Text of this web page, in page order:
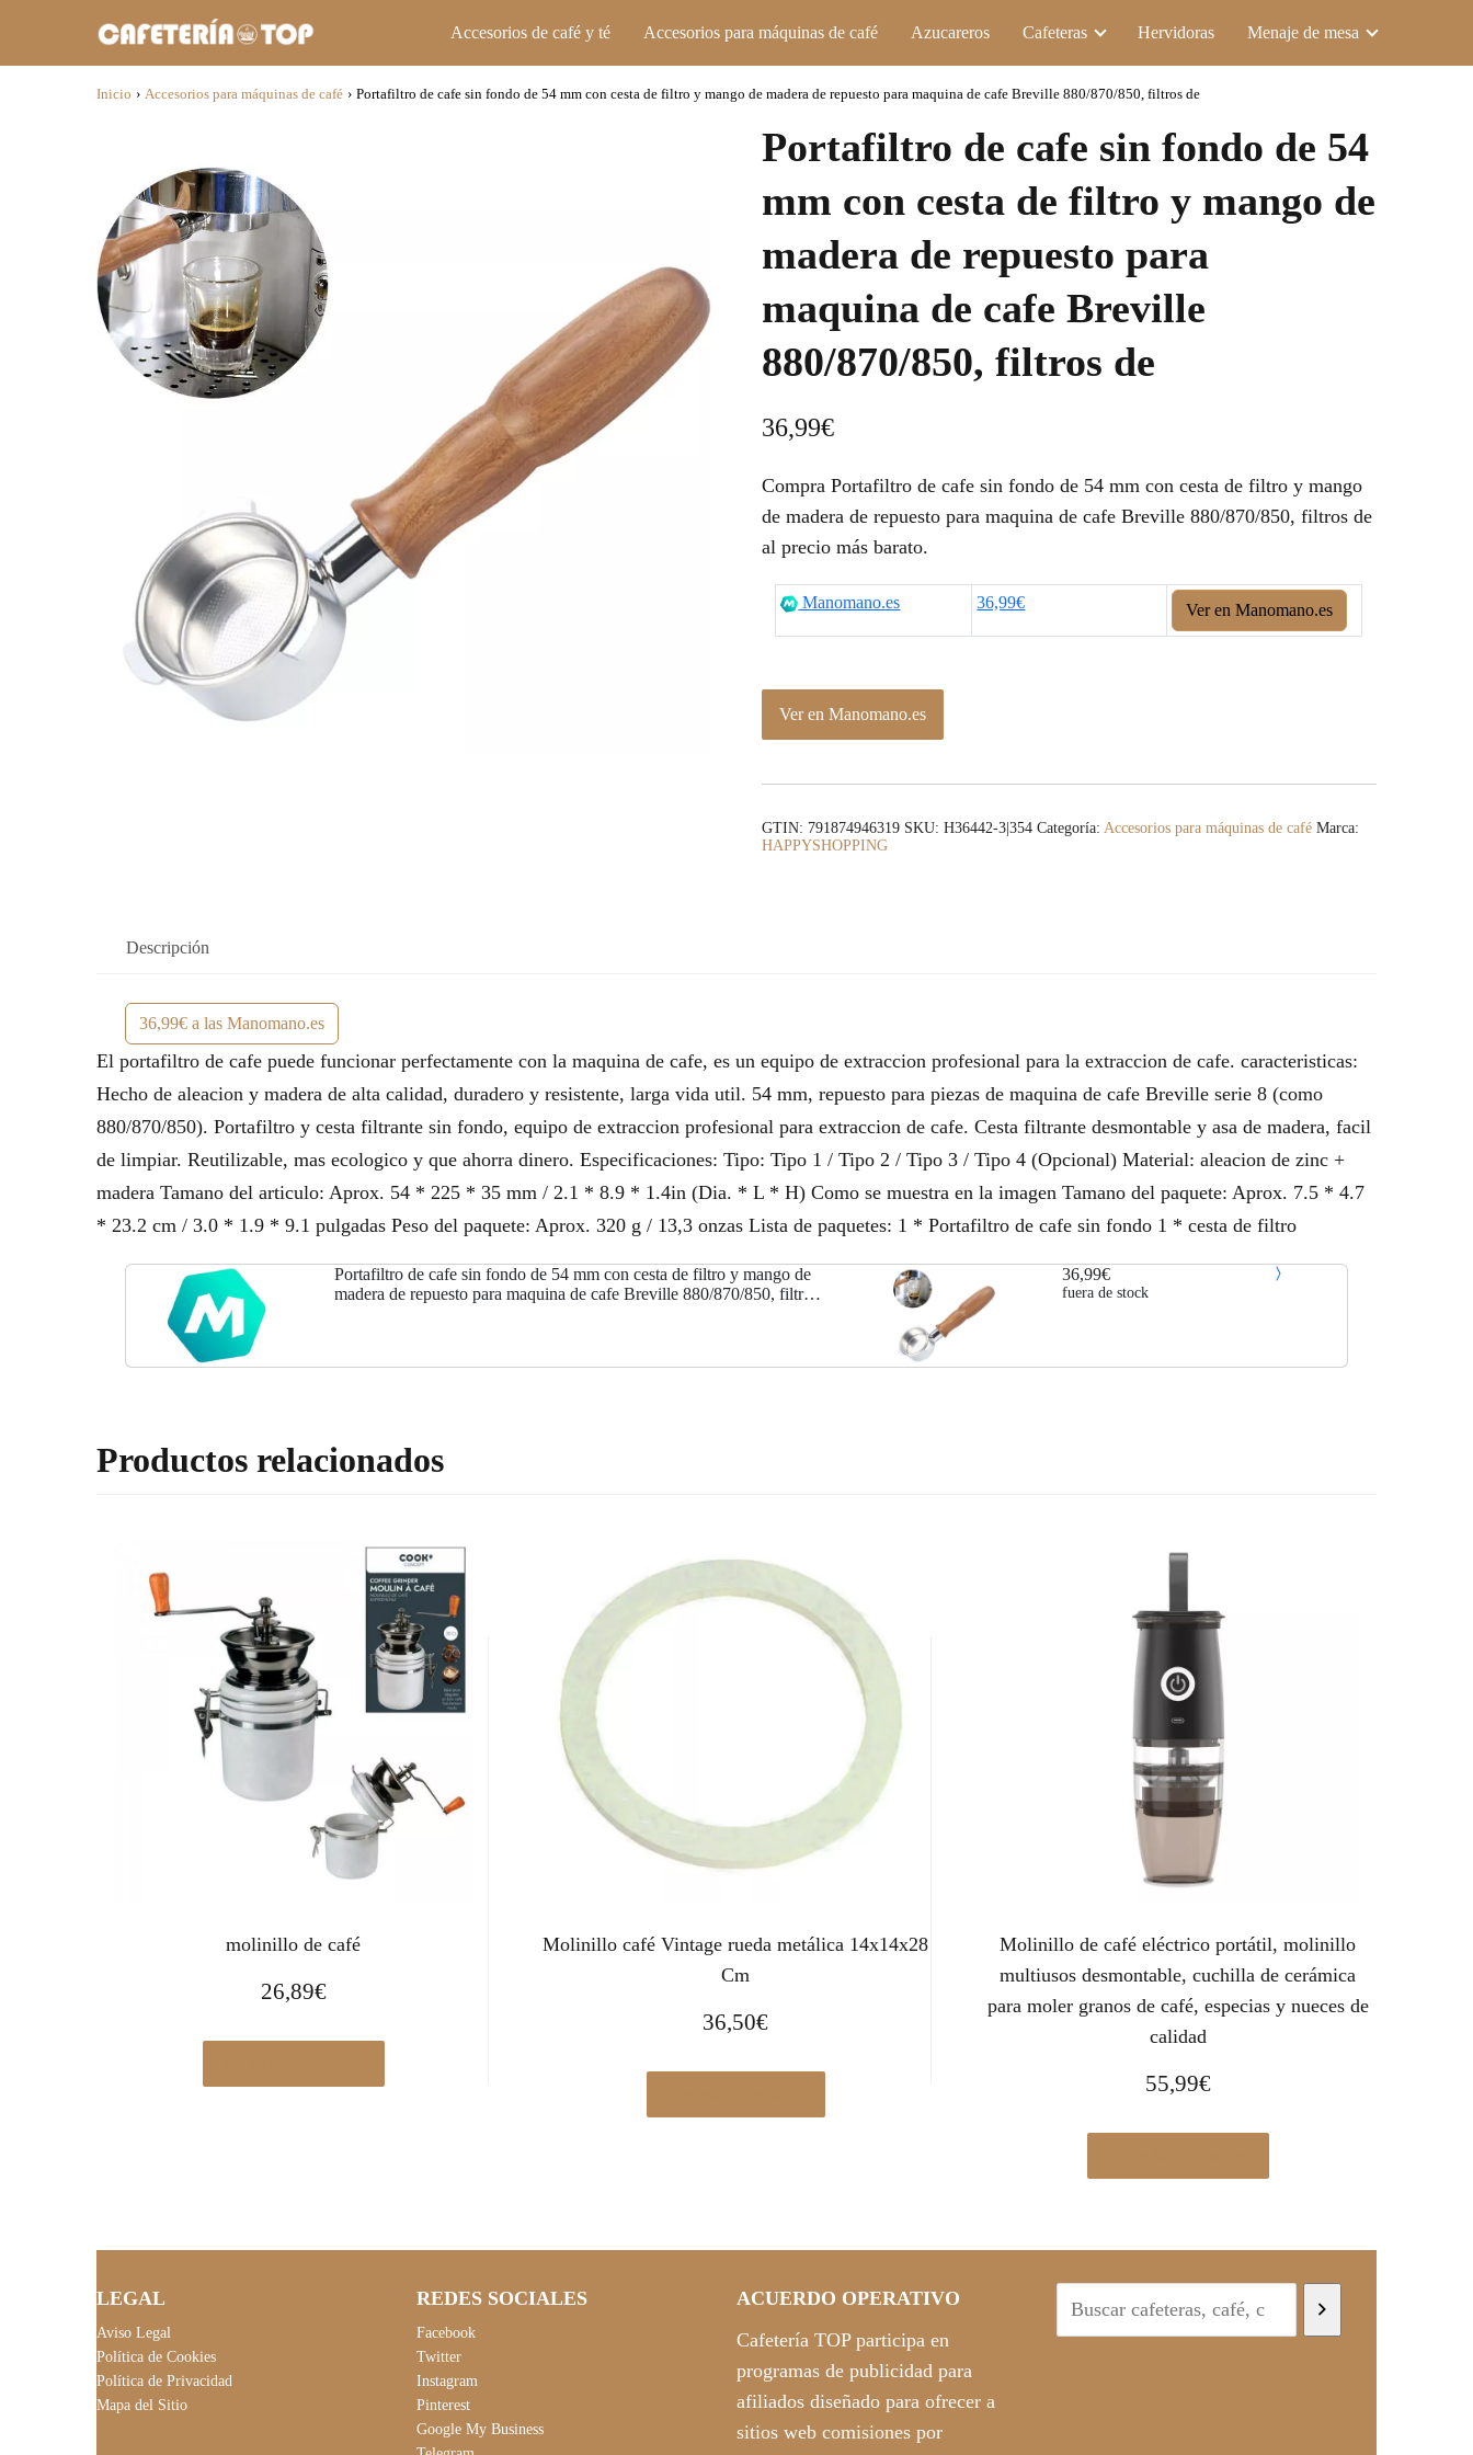
Accesorios de café y té Accesorios para máquinas de café Azucareros Cafeteras Hervidoras Menaje de mesa
Inicio › Accesorios para máquinas de café › Portafiltro de cafe sin fondo de 54 mm con cesta de filtro y mango de madera de repuesto para maquina de cafe Breville 880/870/850, filtros de
Portafiltro de cafe sin fondo de 54
mm con cesta de filtro y mango de
madera de repuesto para
maquina de cafe Breville
880/870/850, filtros de
36,99€
Compra Portafiltro de cafe sin fondo de 54 mm con cesta de filtro y mango
de madera de repuesto para maquina de cafe Breville 880/870/850, filtros de
al precio más barato.
Manomano.es 36,99€ Ver en Manomano.es
Ver en Manomano.es
GTIN: 791874946319 SKU:H36442-3|354 Categoría:Accesorios para máquinas de café Marca:
HAPPYSHOPPING
Descripción
36,99€ a las Manomano.es
El portafiltro de cafe puede funcionar perfectamente con la maquina de cafe, es un equipo de extraccion profesional para la extraccion de cafe. caracteristicas:
Hecho de aleacion y madera de alta calidad, duradero y resistente, larga vida util. 54 mm, repuesto para piezas de maquina de cafe Breville serie 8 (como
880/870/850). Portafiltro y cesta filtrante sin fondo, equipo de extraccion profesional para extraccion de cafe. Cesta filtrante desmontable y asa de madera, facil
de limpiar. Reutilizable, mas ecologico y que ahorra dinero. Especificaciones: Tipo: Tipo 1 / Tipo 2 / Tipo 3 / Tipo 4 (Opcional) Material: aleacion de zinc +
madera Tamano del articulo: Aprox. 54 * 225 * 35 mm / 2.1 * 8.9 * 1.4in (Dia. * L * H) Como se muestra en la imagen Tamano del paquete: Aprox. 7.5 * 4.7
* 23.2 cm / 3.0 * 1.9 * 9.1 pulgadas Peso del paquete: Aprox. 320 g / 13,3 onzas Lista de paquetes: 1 * Portafiltro de cafe sin fondo 1 * cesta de filtro
Portafiltro de cafe sin fondo de 54 mm con cesta de filtro y mango de
madera de repuesto para maquina de cafe Breville 880/870/850, filtros
36,99€
fuera de stock
Productos relacionados
molinillo de café
26,89€
Molinillo café Vintage rueda metálica 14x14x28
Cm
36,50€
Molinillo de café eléctrico portátil, molinillo
multiusos desmontable, cuchilla de cerámica
para moler granos de café, especias y nueces de
calidad
55,99€
LEGAL
Aviso Legal
Política de Cookies
Política de Privacidad
Mapa del Sitio
REDES SOCIALES
Facebook
Twitter
Instagram
Pinterest
Google My Business
ACUERDO OPERATIVO
Cafetería TOP participa en
programas de publicidad para
afiliados diseñado para ofrecer a
sitios web comisiones por